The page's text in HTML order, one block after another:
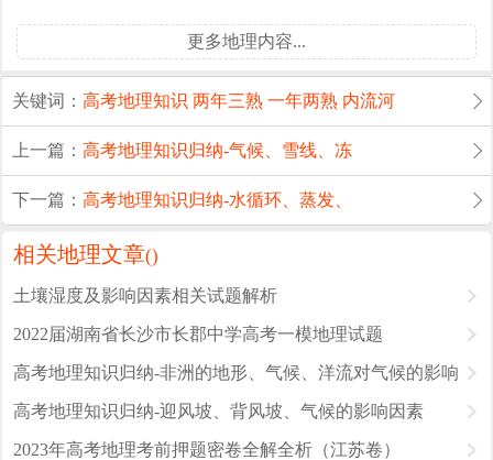
更多地理内容...
关键词：高考地理知识 两年三熟 一年两熟 内流河
上一篇：高考地理知识归纳-气候、雪线、冻
下一篇：高考地理知识归纳-水循环、蒸发、
相关地理文章()
土壤湿度及影响因素相关试题解析
2022届湖南省长沙市长郡中学高考一模地理试题
高考地理知识归纳-非洲的地形、气候、洋流对气候的影响
高考地理知识归纳-迎风坡、背风坡、气候的影响因素
2023年高考地理考前押题密卷全解全析（江苏卷）